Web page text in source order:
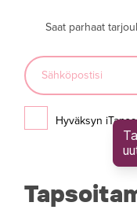
Saat parhaat
Hyväksyn